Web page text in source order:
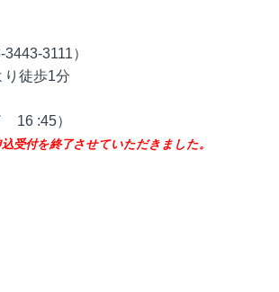
3111）
徒歩1分
16 :45）
受付を終了させていただきました。